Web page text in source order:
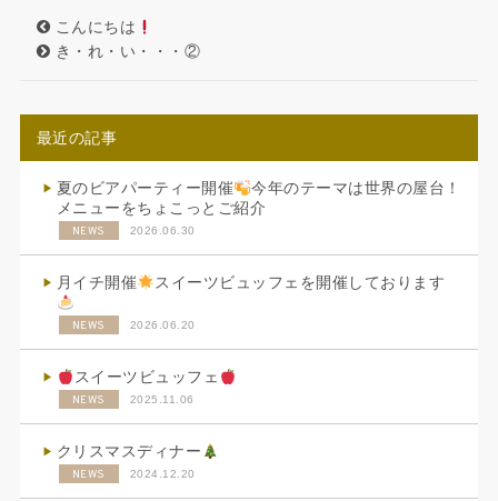
こんにちは
き・れ・い・・・②
最近の記事
夏のビアパーティー開催
今年のテーマは世界の屋台！
メニューをちょこっとご紹介
NEWS 2026.06.30
月イチ開催 スイーツビュッフェを開催しております
NEWS 2026.06.20
スイーツビュッフェ
NEWS 2025.11.06
クリスマスディナー
NEWS 2024.12.20